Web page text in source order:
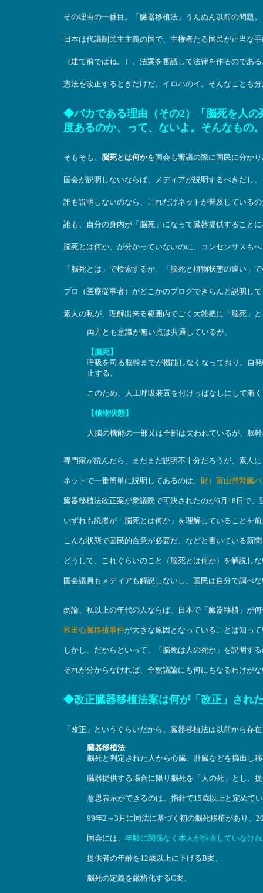
その理由の一番目。「臓器移植法」うんぬん以前の問題。
日本は代議制民主主義の国で、主権者たる国民が正当な
（建て前ではね。）、法案を審議して法律を作るのであ
憲法を改正するときだけだ。イロハのイ。そんなことも
◆バカである理由（その2）「脳死を人
度あるのか、って、ないよ。そんなもの
そもそも、 脳死とは何かを国会も審議の際に国民に分か
国会が説明しないならば、メディアが説明するべきだし、
誰も説明しないのなら、これだけネットが普及している
誰も、自分の身内が「脳死」になって臓器提供すること
脳死とは何か、が分かっていないのに、コンセンサスも
「脳死とは」で検索するか、「脳死と植物状態の違い」
プロ（医療従事者）がどこかのブログできちんと説明し
素人の私が、理解出来る範囲内でごく大雑把に「脳死」
両方とも意識が無い点は共通しているが、
【脳死】
呼吸を司る脳幹までが機能しなくなっており、自
止する。
このため、人工呼吸装置を付けっぱなしにして漸
【植物状態】
大脳の機能の一部又は全部は失われているが、脳
専門家が読んだら、まだまだ説明不十分だろうが、素人
ネットで一番簡単に説明してあるのは、 財）富山県腎臓
臓器移植法改正案が衆議院で可決されたのが6月18日で
いずれも読者が「脳死とは何か」を理解していることを
こんな状態で国民的合意が必要だ、などと書いている新
どうして、これぐらいのこと（脳死とは何か）を解説し
国会議員もメディアも解説しないし、国民は自分で調べ
勿論、私以上の年代の人ならば、日本で「臓器移植」が
和田心臓移植事件が大きな原因となっていることは知っ
しかし、だからといって、「脳死は人の死か」を説明す
それが分からなければ、全然議論にも何にもなるわけが
◆改正臓器移植法案は何が「改正」され
「改正」というぐらいだから、臓器移植法は以前から存
臓器移植法
脳死と判定された人から心臓、肝臓などを摘出し
臓器提供する場合に限り脳死を「人の死」とし、
意思表示ができるのは、指針で15歳以上と定めて
99年2～3月に同法に基づく初の脳死移植があり、
国会には、 年齢に関係なく本人が拒否していなけ
提供者の年齢を12歳以上に下げるB案、
脳死の定義を厳格化するC案、